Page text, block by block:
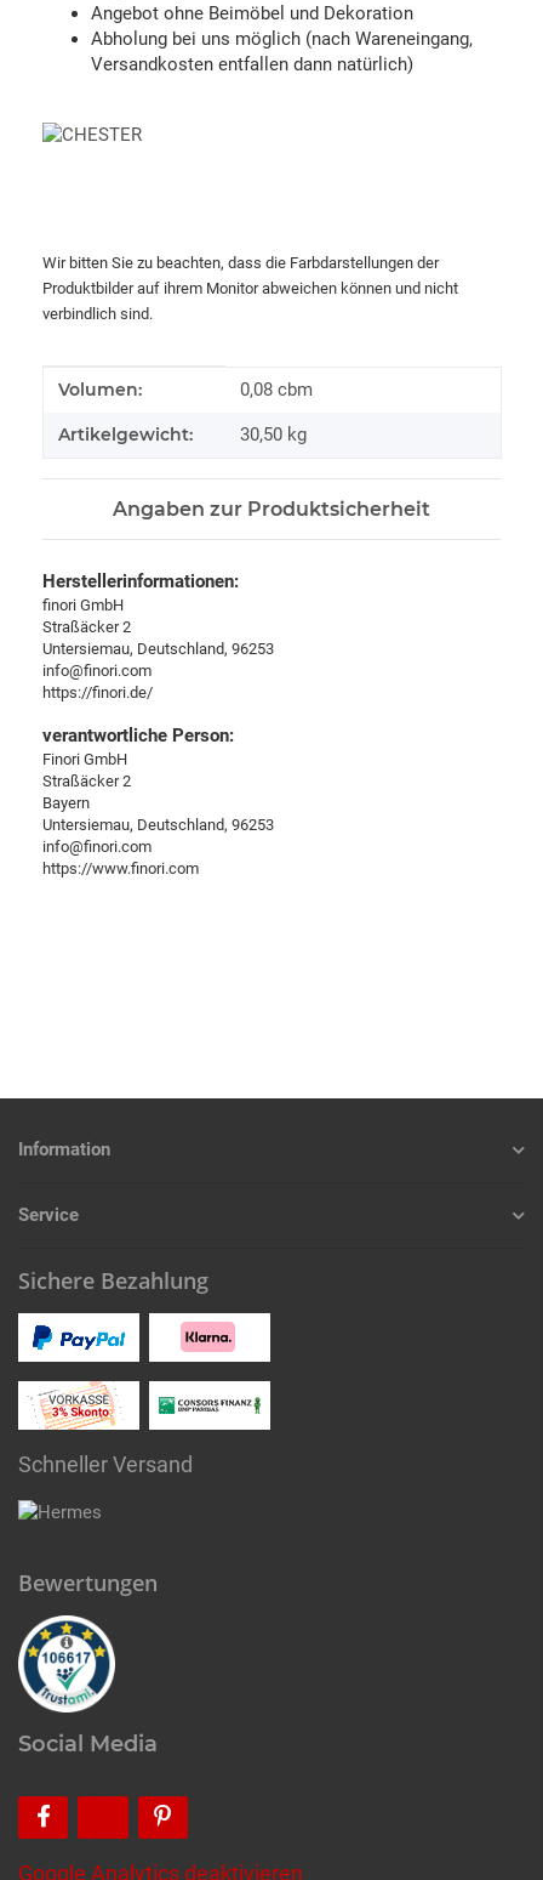
Angebot ohne Beimöbel und Dekoration
Abholung bei uns möglich (nach Wareneingang,
Versandkosten entfallen dann natürlich)
Wir bitten Sie zu beachten, dass die Farbdarstellungen der
Produktbilder auf ihrem Monitor abweichen können und nicht
verbindlich sind.
Produkteigenschaft
Wert
Volumen: 0,08 cbm
Artikelgewicht: 30,50 kg
Angaben zur Produktsicherheit
Herstellerinformationen:
finori GmbH
Straßäcker 2
Untersiemau, Deutschland, 96253
info@finori.com
https://finori.de/
verantwortliche Person:
Finori GmbH
Straßäcker 2
Bayern
Untersiemau, Deutschland, 96253
info@finori.com
https://www.finori.com
Information
Service
Sichere Bezahlung
Schneller Versand
Bewertungen
Social Media
Google Analytics deaktivieren